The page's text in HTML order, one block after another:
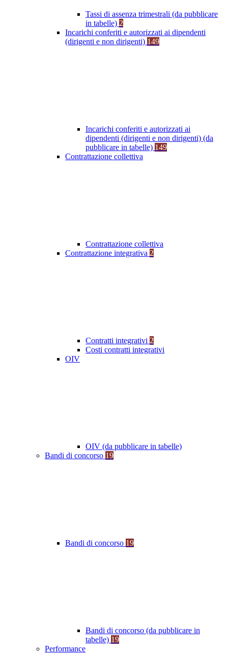
Tassi di assenza trimestrali (da pubblicare
in tabelle) 2
Incarichi conferiti e autorizzati ai dipendenti
(dirigenti e non dirigenti) 149
Incarichi conferiti e autorizzati ai
dipendenti (dirigenti e non dirigenti) (da
pubblicare in tabelle) 149
Contrattazione collettiva
Contrattazione collettiva
Contrattazione integrativa 2
Contratti integrativi 2
Costi contratti integrativi
OIV
OIV (da pubblicare in tabelle)
Bandi di concorso 19
Bandi di concorso 19
Bandi di concorso (da pubblicare in
tabelle) 19
Performance